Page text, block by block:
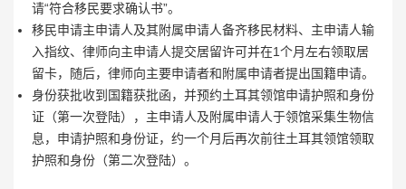
请“符合移民要求确认书”。
移民申请主申请人及其附属申请人备齐移民材料、主申请人输
入指纹、律师向主申请人提交居留许可并在1个月左右领取居
留卡，随后，律师向主要申请者和附属申请者提出国籍申请。
身份获批收到国籍获批函，并预约土耳其领馆申请护照和身份
证（第一次登陆），主申请人及附属申请人于领馆采集生物信
息，申请护照和身份证，约一个月后再次前往土耳其领馆领取
护照和身份（第二次登陆）。